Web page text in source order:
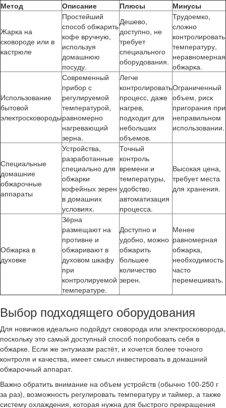
Метод Описание Плюсы Минусы
Жарка на
сковороде или в
кастрюле
Простейший
способ обжарить
кофе вручную,
используя
домашнюю
посуду.
Дешево,
доступно, не
требует
специального
оборудования.
Трудоемко,
сложно
контролировать
температуру,
неравномерная
обжарка.
Использование
бытовой
электросковороды
Современный
прибор с
регулируемой
температурой,
равномерно
нагревающий
зерна.
Легче
контролировать
процесс, даже
нагрев,
подходит для
небольших
объемов.
Ограниченный
объем, риск
пригорания при
неправильном
использовании.
Специальные
домашние
обжарочные
аппараты
Устройства,
разработанные
специально для
обжарки
кофейных зерен
в домашних
условиях.
Точный
контроль
времени и
температуры,
удобство,
автоматизация
процесса.
Высокая цена,
требует места
для хранения.
Обжарка в
духовке
Зёрна
размещают на
противне и
обжаривают в
духовом шкафу
при
контролируемой
температуре.
Доступно и
удобно, можно
обжарить
большее
количество
зерен.
Менее
равномерная
обжарка,
необходимость
часто
перемешивать.
Выбор подходящего оборудования
Для новичков идеально подойдут сковорода или электросковорода,
поскольку это самый доступный способ попробовать себя в
обжарке. Если же энтузиазм растёт, и хочется более точного
контроля и качества, имеет смысл инвестировать в домашний
обжарочный аппарат.
Важно обратить внимание на объем устройств (обычно 100-250 г
за раз), возможность регулировать температуру и таймер, а также
систему охлаждения, которая нужна для быстрого прекращения